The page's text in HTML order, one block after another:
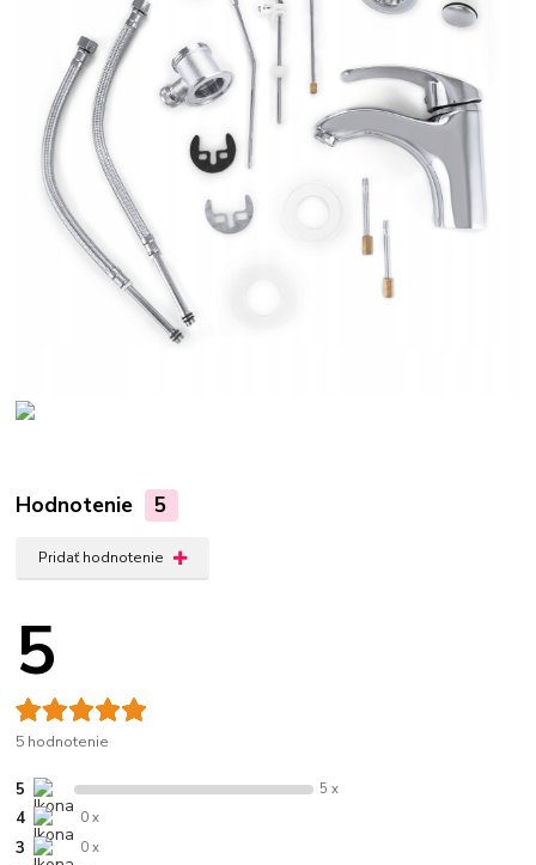
Hodnotenie 5
Pridať hodnotenie
5
5 hodnotenie
5 5 x
4 0 x
3 0 x